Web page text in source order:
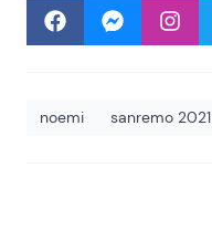
noemi sanremo 2021